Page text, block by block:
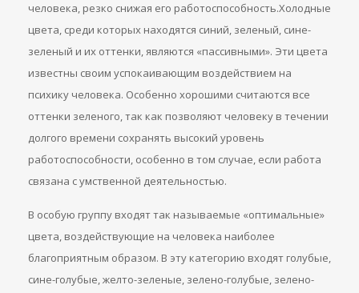
человека, резко снижая его работоспособность.Холодные
цвета, среди которых находятся синий, зеленый, сине-
зеленый и их оттенки, являются «пассивными». Эти цвета
известны своим успокаивающим воздействием на
психику человека. Особенно хорошими считаются все
оттенки зеленого, так как позволяют человеку в течении
долгого времени сохранять высокий уровень
работоспособности, особенно в том случае, если работа
связана с умственной деятельностью.
В особую группу входят так называемые «оптимальные»
цвета, воздействующие на человека наиболее
благоприятным образом. В эту категорию входят голубые,
сине-голубые, желто-зеленые, зелено-голубые, зелено-